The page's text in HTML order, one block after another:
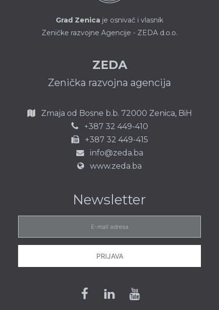
Grad Zenica je osnivač i vlasnik
Zeničke razvojne Agencije - ZEDA d.o.o.
ZEDA
Zenička razvojna agencija
Zmaja od Bosne b.b. 72000 Zenica, BiH
+387 32 449-410
+387 32 449-415
info@zeda.ba
www.zeda.ba
Newsletter
mail
adresa
PRIJAVA
Facebook
LinkedinYoutube